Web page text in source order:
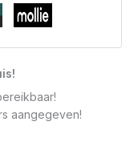
aangegeven!